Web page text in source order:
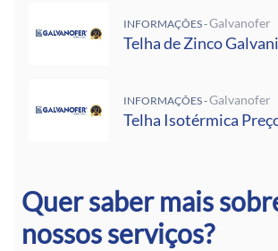
INFORMAÇÕES -Galvanofer
Telha de Zinco
INFORMAÇÕES -Galvanofer
Telha Isotérmica
Quer saber mais
nossos serviços?